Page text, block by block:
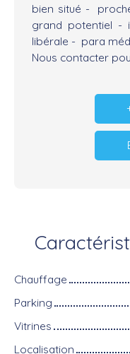
bien situé -
grand potentiel -
libérale - para
Nous contacter
Chauffage
Parking
Vitrines
Localisation